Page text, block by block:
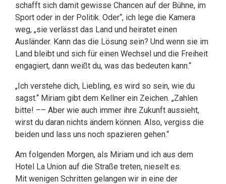
schafft sich damit gewisse Chancen auf der Bühne, im
Sport oder in der Politik. Oder“, ich lege die Kamera
weg, „sie verlässt das Land und heiratet einen
Ausländer. Kann das die Lösung sein? Und wenn sie im
Land bleibt und sich für einen Wechsel und die Freiheit
engagiert, dann weißt du, was das bedeuten kann.“
„Ich verstehe dich, Liebling, es wird so sein, wie du
sagst.“ Miriam gibt dem Kellner ein Zeichen. „Zahlen
bitte! –– Aber wie auch immer ihre Zukunft aussieht,
wirst du daran nichts ändern können. Also, vergiss die
beiden und lass uns noch spazieren gehen.“
Am folgenden Morgen, als Miriam und ich aus dem
Hotel La Union auf die Straße treten, nieselt es.
Mit wenigen Schritten gelangen wir in eine der